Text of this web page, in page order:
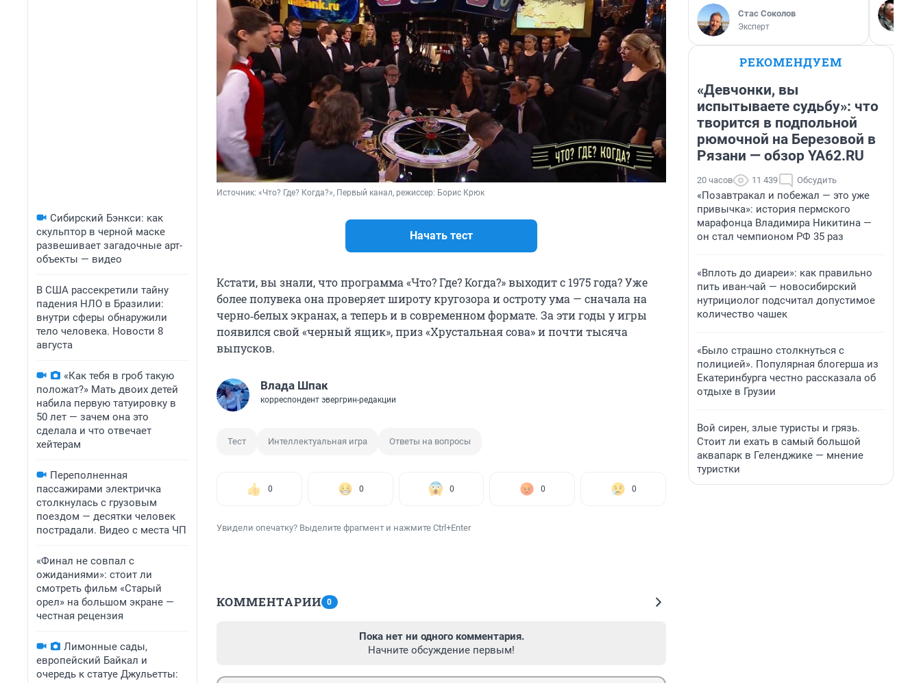
Сибирский Бэнкси: как
скульптор в черной маске
развешивает загадочные арт-
объекты — видео
В США рассекретили тайну
падения НЛО в Бразилии:
внутри сферы обнаружили
тело человека. Новости 8
августа
«Как тебя в гроб такую
положат?» Мать двоих детей
набила первую татуировку в
50 лет — зачем она это
сделала и что отвечает
хейтерам
Переполненная
пассажирами электричка
столкнулась с грузовым
поездом — десятки человек
пострадали. Видео с места ЧП
«Финал не совпал с
ожиданиями»: стоит ли
смотреть фильм «Старый
орел» на большом экране —
честная рецензия
Лимонные сады,
европейский Байкал и
очередь к статуе Джульетты:
Источник: «Что? Где? Когда?», Первый канал, режиссер: Борис Крюк
Начать тест
Кстати, вы знали, что программа «Что? Где? Когда?» выходит с 1975 года? Уже
более полувека она проверяет широту кругозора и остроту ума — сначала на
черно‑белых экранах, а теперь и в современном формате. За эти годы у игры
появился свой «черный ящик», приз «Хрустальная сова» и почти тысяча
выпусков.
Влада Шпак
корреспондент эвергрин-редакции
Тест Интеллектуальная игра Ответы на вопросы
0 0 0 0 0
Увидели опечатку? Выделите фрагмент и нажмите Ctrl+Enter
КОММЕНТАРИИ 0
Пока нет ни одного комментария.
Начните обсуждение первым!
Стас Соколов
Эксперт
РЕКОМЕНДУЕМ
«Девчонки, вы
испытываете судьбу»: что
творится в подпольной
рюмочной на Березовой в
Рязани — обзор YA62.RU
20 часов 11 439 Обсудить
«Позавтракал и побежал — это уже
привычка»: история пермского
марафонца Владимира Никитина —
он стал чемпионом РФ 35 раз
«Вплоть до диареи»: как правильно
пить иван-чай — новосибирский
нутрициолог подсчитал допустимое
количество чашек
«Было страшно столкнуться с
полицией». Популярная блогерша из
Екатеринбурга честно рассказала об
отдыхе в Грузии
Вой сирен, злые туристы и грязь.
Стоит ли ехать в самый большой
аквапарк в Геленджике — мнение
туристки